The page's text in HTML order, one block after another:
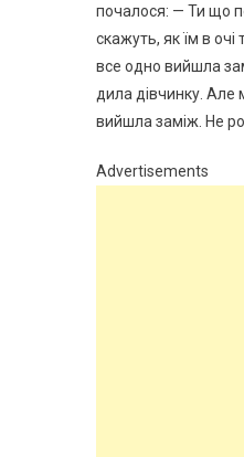
почалося: — Ти що
скажуть, як їм в
все одно вийшла
дила дівчинку. Але
вийшла заміж. Не
Advertisements